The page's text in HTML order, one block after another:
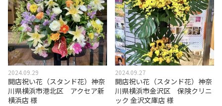
2024.09.29
開店祝い花（スタンド花）神奈
川県横浜市港北区 アクセア新
横浜店 様
2024.09.27
開店祝い花（スタンド花）神奈
川県横浜市金沢区 保険クリニ
ック 金沢文庫店 様